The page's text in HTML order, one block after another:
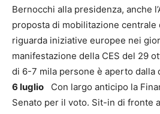
Bernocchi alla presidenza, anche
proposta di mobilitazione centrale
riguarda iniziative europee nei
manifestazione della CES del 29
di 6-7 mila persone è aperto dalla
6 luglio
Con largo anticipo la
Senato per il voto. Sit-in di fronte